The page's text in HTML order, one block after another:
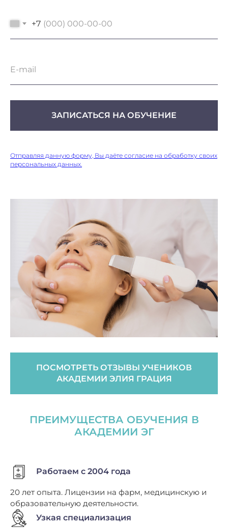
+7
ЗАПИСАТЬСЯ НА ОБУЧЕНИЕ
Отправляя данную форму, Вы даёте согласие на обработку своих
персональных данных.
ПОСМОТРЕТЬ ОТЗЫВЫ УЧЕНИКОВ
АКАДЕМИИ ЭЛИЯ ГРАЦИЯ
ПРЕИМУЩЕСТВА ОБУЧЕНИЯ В
АКАДЕМИИ ЭГ
Работаем с 2004 года
20 лет опыта. Лицензии на фарм, медицинскую и
образовательную деятельности.
Узкая специализация